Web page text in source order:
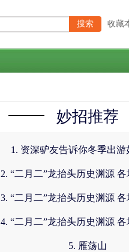
收藏
妙招推荐
1. 资深驴友告诉你冬季出游
2. “二月二”龙抬头历史渊源
同
3. “二月二”龙抬头历史渊源
同
4. “二月二”龙抬头历史渊源
同
5. 雁荡山